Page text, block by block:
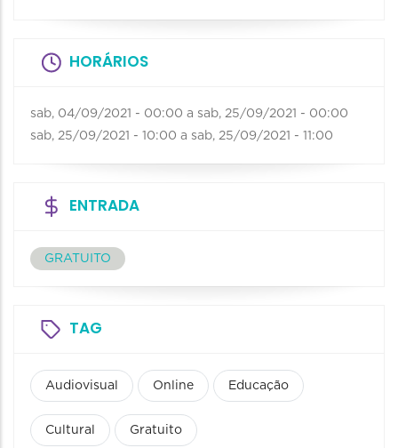
HORÁRIOS
sab, 04/09/2021 - 00:00 a sab, 25/09/2021 - 00:00
sab, 25/09/2021 - 10:00 a sab, 25/09/2021 - 11:00
ENTRADA
GRATUITO
TAG
Audiovisual Online Educação
Cultural Gratuito